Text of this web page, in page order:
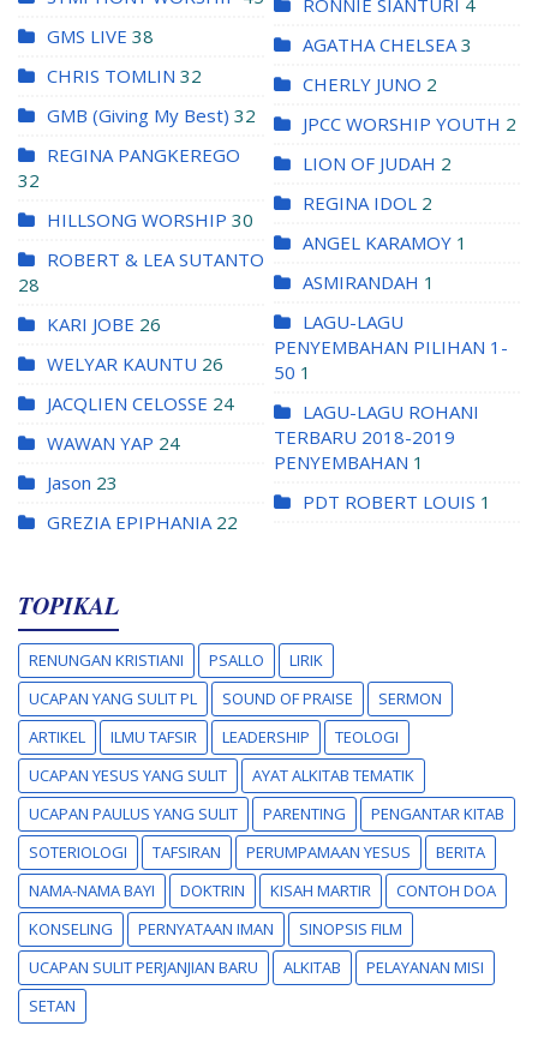
GMS LIVE 38
CHRIS TOMLIN 32
GMB (Giving My Best) 32
REGINA PANGKEREGO
32
HILLSONG WORSHIP 30
ROBERT & LEA SUTANTO
28
KARI JOBE 26
WELYAR KAUNTU 26
JACQLIEN CELOSSE 24
WAWAN YAP 24
Jason 23
GREZIA EPIPHANIA 22
AGATHA CHELSEA 3
CHERLY JUNO 2
JPCC WORSHIP YOUTH 2
LION OF JUDAH 2
REGINA IDOL 2
ANGEL KARAMOY 1
ASMIRANDAH 1
LAGU-LAGU
PENYEMBAHAN PILIHAN 1-
50 1
LAGU-LAGU ROHANI
TERBARU 2018-2019
PENYEMBAHAN 1
PDT ROBERT LOUIS 1
TOPIKAL
RENUNGAN KRISTIANI PSALLO
LIRIK
UCAPAN YANG SULIT PL
SOUND OF PRAISE
SERMON
ARTIKEL
ILMU TAFSIR LEADERSHIP
TEOLOGI
UCAPAN YESUS YANG SULIT
AYAT ALKITAB TEMATIK
UCAPAN PAULUS YANG SULIT
PARENTING
PENGANTAR KITAB
SOTERIOLOGI
TAFSIRAN PERUMPAMAAN YESUS
BERITA
NAMA-NAMA BAYI
DOKTRIN KISAH MARTIR
CONTOH DOA
KONSELING
PERNYATAAN IMAN
SINOPSIS FILM
UCAPAN SULIT PERJANJIAN BARU
ALKITAB
PELAYANAN MISI
SETAN